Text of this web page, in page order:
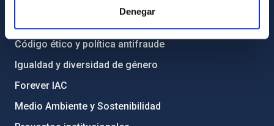
Denegar
Código ético y política antifraude
Igualdad y diversidad de género
Forever IAC
Medio Ambiente y Sostenibilidad